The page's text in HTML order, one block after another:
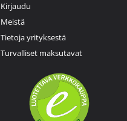
Kirjaudu
Meistä
Tietoja yrityksestä
Turvalliset maksutavat